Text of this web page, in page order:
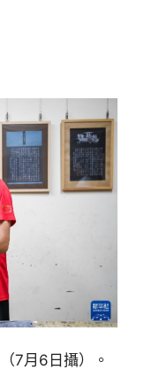
7月6日攝）。